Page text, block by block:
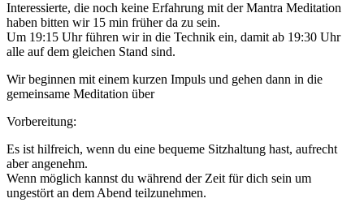
Interessierte, die noch keine Erfahrung mit der Mantra Meditation
haben bitten wir 15 min früher da zu sein.
Um 19:15 Uhr führen wir in die Technik ein, damit ab 19:30 Uhr
alle auf dem gleichen Stand sind.
Wir beginnen mit einem kurzen Impuls und gehen dann in die
gemeinsame Meditation über
Vorbereitung:
Es ist hilfreich, wenn du eine bequeme Sitzhaltung hast, aufrecht
aber angenehm.
Wenn möglich kannst du während der Zeit für dich sein um
ungestört an dem Abend teilzunehmen.